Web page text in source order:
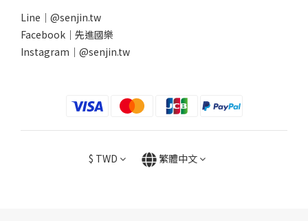
Line｜ @senjin.tw
Facebook｜ 先進國樂
Instagram｜ @senjin.tw
$ TWD 繁體中文